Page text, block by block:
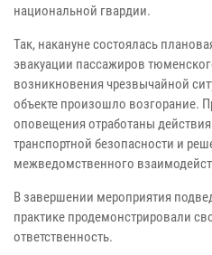
национальной гвардии.
Так, накануне состоялась
эвакуации пассажиров
возникновения чрезвычайной
объекте произошло возгорание.
оповещения отработаны
транспортной безопасности и
межведомственного
В завершении мероприятия
практике продемонстрировали
ответственность.